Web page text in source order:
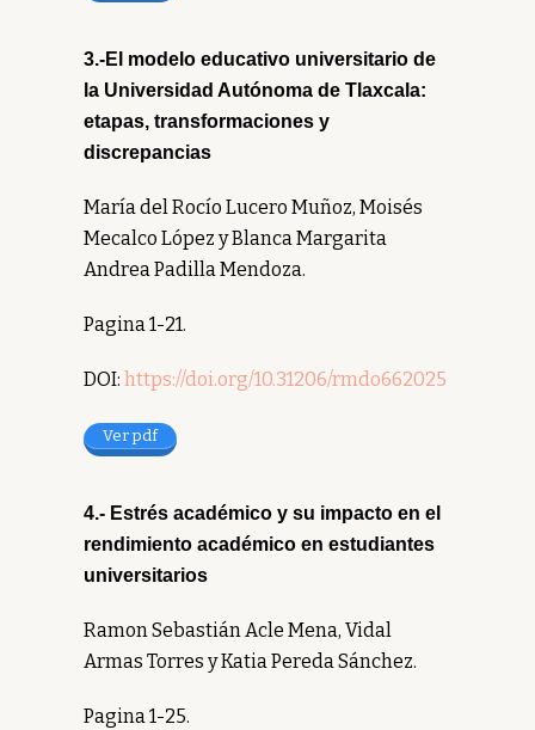
3.-El modelo educativo universitario de
la Universidad Autónoma de Tlaxcala:
etapas, transformaciones y
discrepancias
María del Rocío Lucero Muñoz, Moisés
Mecalco López y Blanca Margarita
Andrea Padilla Mendoza.
Pagina 1-21.
DOI: https://doi.org/10.31206/rmdo662025
Ver pdf
4.- Estrés académico y su impacto en el
rendimiento académico en estudiantes
universitarios
Ramon Sebastián Acle Mena, Vidal
Armas Torres y Katia Pereda Sánchez.
Pagina 1-25.